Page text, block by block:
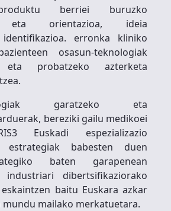
berriei buruzko
eta orientazioa, ideia
erronka kliniko
osasun-teknologiak
eta probatzeko azterketa
garatzeko eta
bereziki gailu medikoei
Euskadi espezializazio
estrategiak babesten duen
baten garapenean
dibertsifikaziorako
baitu Euskara azkar
mailako merkatuetara.